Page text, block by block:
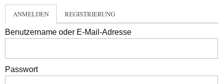
ANMELDEN REGISTRIERUNG
Benutzername oder E-Mail-Adresse
Passwort